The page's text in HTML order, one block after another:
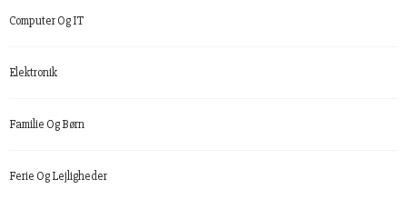
Computer Og IT
Elektronik
Familie Og Børn
Ferie Og Lejligheder